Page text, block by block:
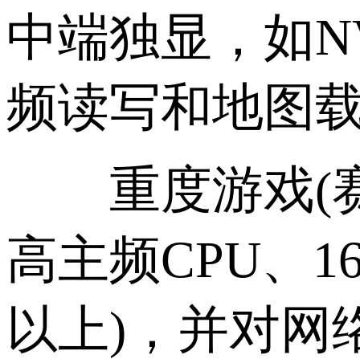
中端独显，如
频读写和地图
重度游戏(赛
高主频CPU、
以上)，并对网